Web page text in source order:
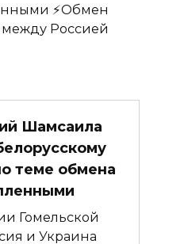
⚡️Обмен
Россией
Шамсаила
теме обмена
Гомельской
и Украина